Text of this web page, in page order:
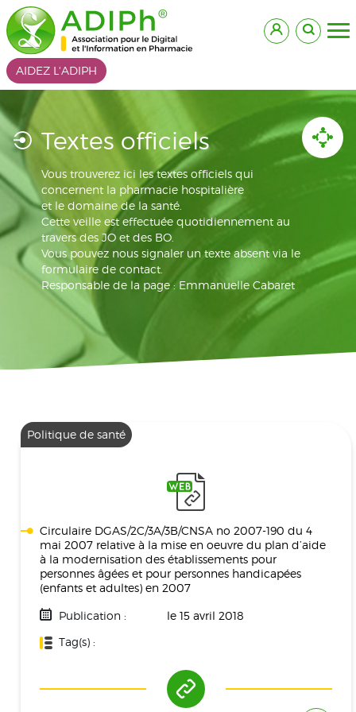
AIDEZ L'ADIPH
Textes officiels
Vous trouverez ici les textes officiels qui
concernent la pharmacie hospitalière
et le domaine de la santé.
Cette veille est effectuée quotidiennement au
travers des JO et des BO.
Vous pouvez nous signaler un texte absent via le
formulaire de contact.
Responsable de la page : Emmanuelle Cabaret
Politique de santé
Circulaire DGAS/2C/3A/3B/CNSA no 2007-190 du 4
mai 2007 relative à la mise en oeuvre du plan d’aide
à la modernisation des établissements pour
personnes âgées et pour personnes handicapées
(enfants et adultes) en 2007
Publication :
le 15 avril 2018
Tag(s) :